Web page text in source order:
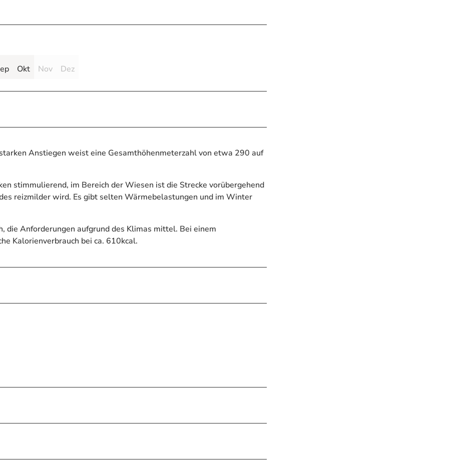
Okt Nov Dez
Anstiegen weist eine Gesamthöhenmeterzahl von etwa 290 auf
stimmulierend, im Bereich der Wiesen ist die Strecke vorübergehend
reizmilder wird. Es gibt selten Wärmebelastungen und im Winter
die Anforderungen aufgrund des Klimas mittel. Bei einem
Kalorienverbrauch bei ca. 610kcal.